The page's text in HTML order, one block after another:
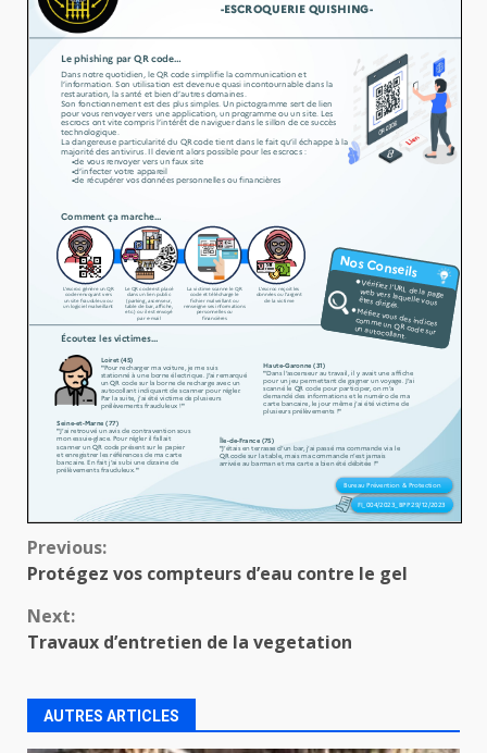
Continue
Reading
Previous:
Protégez vos compteurs d’eau contre le gel
Next:
Travaux d’entretien de la vegetation
AUTRES ARTICLES